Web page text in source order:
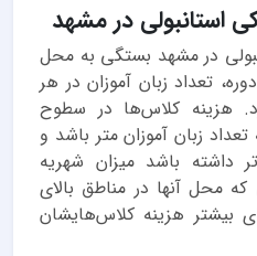
استانبولی در مشهد
در مشهد بستگی به محل
تعداد زبان آموزان در هر
هزینه کلاس‌ها در سطوح
زبان آموزان متر باشد و
باشد میزان شهریه
محل آنها در مناطق بالای
بیشتر هزینه کلاس‌هایشان